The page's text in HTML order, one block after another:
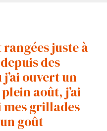
rangées juste à
des
ouvert un
août, j’ai
grillades
goût